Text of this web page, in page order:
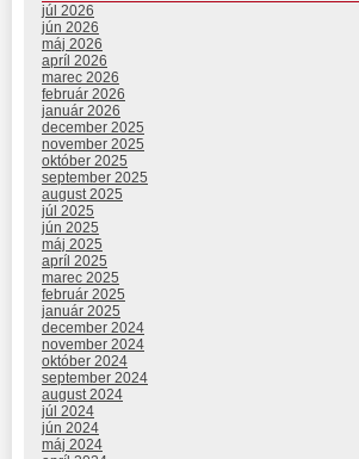
júl 2026
jún 2026
máj 2026
apríl 2026
marec 2026
február 2026
január 2026
december 2025
november 2025
október 2025
september 2025
august 2025
júl 2025
jún 2025
máj 2025
apríl 2025
marec 2025
február 2025
január 2025
december 2024
november 2024
október 2024
september 2024
august 2024
júl 2024
jún 2024
máj 2024